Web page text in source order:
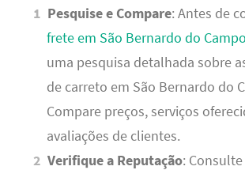
Pesquise e Compare: Antes de
frete em São Bernardo do
uma pesquisa detalhada sobre
de carreto em São Bernardo do
Compare preços, serviços
avaliações de clientes.
Verifique a Reputação: